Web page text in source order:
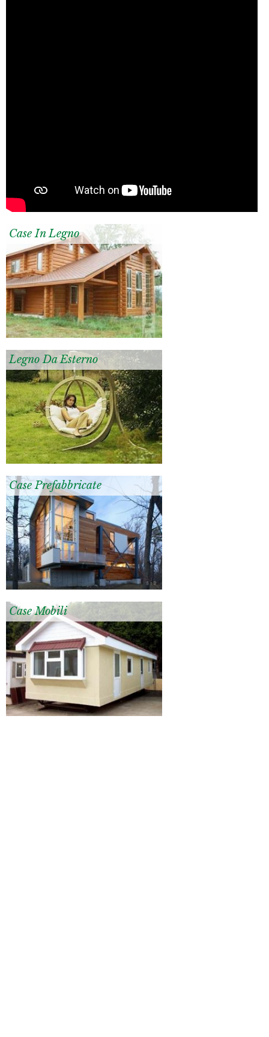
Case In Legno
Legno Da Esterno
Case Prefabbricate
Case Mobili